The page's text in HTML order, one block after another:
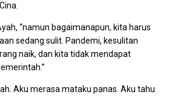
“namun bagaimanapun, kita harus
sedang sulit. Pandemi, kesulitan
naik, dan kita tidak mendapat
Aku merasa mataku panas. Aku tahu